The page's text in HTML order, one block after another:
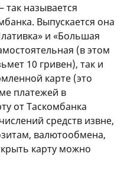
– так называется
Выпускается она
и «Большая
(в этом
10 гривен), так и
карте (это
платежей в
от Таскомбанка
средств извне,
валютообмена,
карту можно